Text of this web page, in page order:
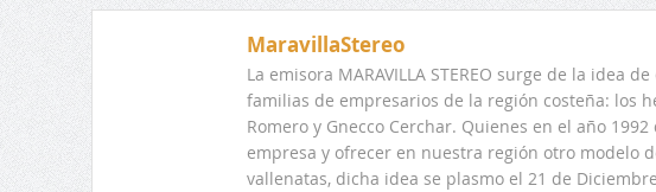
MaravillaStereo
La emisora MARAVILLA STEREO surge de la idea
familias de empresarios de la región costeña: los
Romero y Gnecco Cerchar. Quienes en el año
empresa y ofrecer en nuestra región otro modelo
vallenatas, dicha idea se plasmo el 21 de